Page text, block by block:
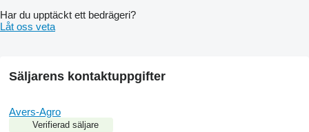
Har du upptäckt ett bedrägeri?
Låt oss veta
Säljarens kontaktuppgifter
Avers-Agro
Verifierad säljare